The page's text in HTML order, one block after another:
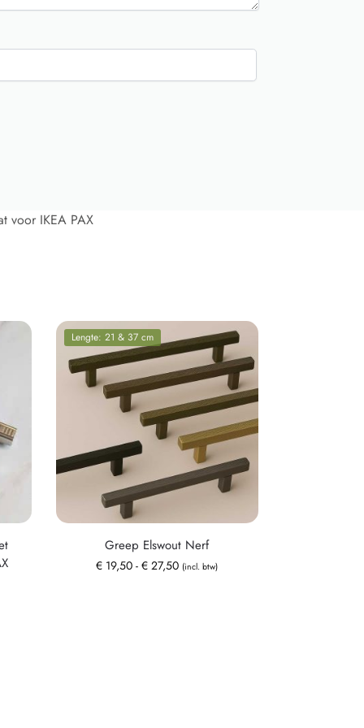
voor IKEA PAX
Lengte: 21 & 37 cm
Greep Elswout Nerf
€ 19,50 - € 27,50 (incl. btw)